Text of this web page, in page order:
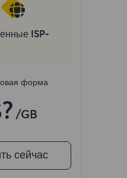
ISP-
форма
/GB
сейчас